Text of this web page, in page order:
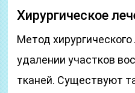
Хирургическое
Метод
удалении участков
тканей. Существуют